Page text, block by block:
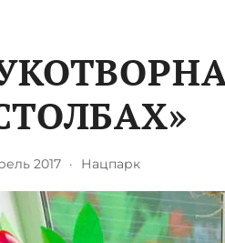
2017 · Нацпарк